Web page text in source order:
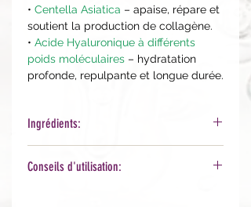
• Centella Asiatica – apaise, répare et
soutient la production de collagène.
• Acide Hyaluronique à différents
poids moléculaires – hydratation
profonde, repulpante et longue durée.
Ingrédients:
Glycereth-26, Dipropylene Glycol,
Conseils d'utilisation: